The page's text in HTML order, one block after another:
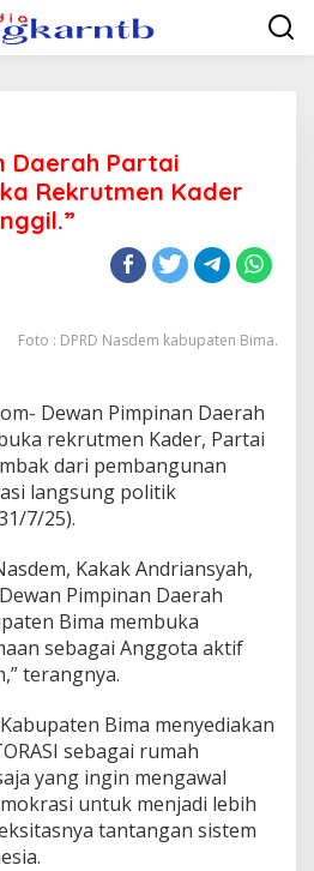
Daerah Partai
Rekrutmen Kader
Foto : DPRD Nasdem kabupaten Bima.
Dewan Pimpinan Daerah
rekrutmen Kader, Partai
dari pembangunan
langsung politik
7/25).
Kakak Andriansyah,
Pimpinan Daerah
Bima membuka
sebagai Anggota aktif
terangnya.
Bima menyediakan
sebagai rumah
yang ingin mengawal
untuk menjadi lebih
tantangan sistem